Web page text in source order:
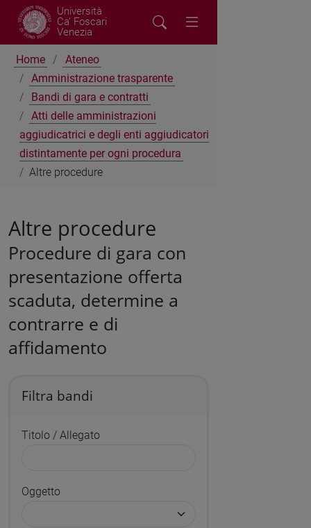
Università
Ca' Foscari
Venezia
Home
Ateneo
Amministrazione trasparente
Bandi di gara e contratti
Atti delle amministrazioni
aggiudicatrici e degli enti aggiudicatori
distintamente per ogni procedura
Altre procedure
Altre procedure
Procedure di gara con
presentazione offerta
scaduta, determine a
contrarre e di
affidamento
Filtra bandi
Titolo / Allegato
Oggetto